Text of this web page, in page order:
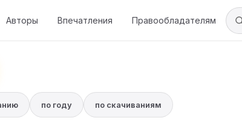
Авторы Впечатления Правообладателям
по году по скачиваниям